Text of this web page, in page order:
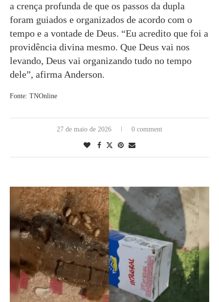
a crença profunda de que os passos da dupla
foram guiados e organizados de acordo com o
tempo e a vontade de Deus. “Eu acredito que foi a
providência divina mesmo. Que Deus vai nos
levando, Deus vai organizando tudo no tempo
dele”, afirma Anderson.
Fonte: TNOnline
27 de maio de 2026 0 comment